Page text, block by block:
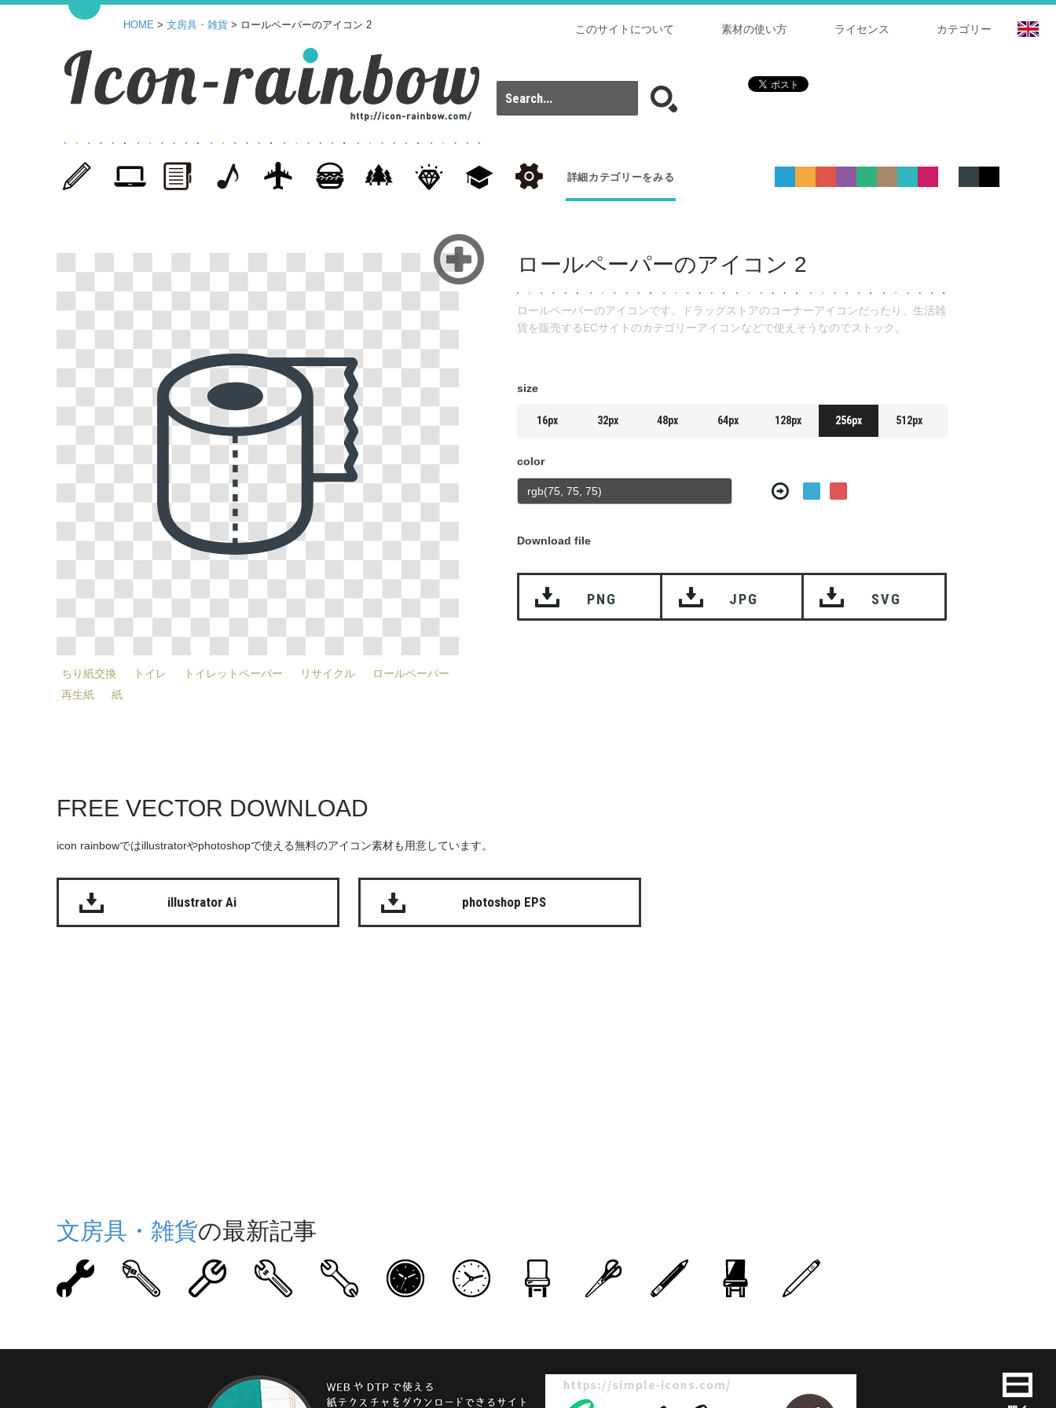
カテゴリー
ライセンス
素材の使い方
このサイトについて
HOME > 文房具・雑貨 > ロールペーパーのアイコン 2
詳細カテゴリーをみる
ちり紙交換 トイレ トイレットペーパー リサイクル
ロールペーパー
再生紙
紙
ロールペーパーのアイコン 2
ロールペーパーのアイコンです。ドラッグストアのコーナーアイコンだったり、生活雑
貨を販売するECサイトのカテゴリーアイコンなどで使えそうなのでストック。
size
16px 32px 48px 64px 128px 256px 512px
color
Download file
PNG JPG SVG
FREE VECTOR DOWNLOAD
icon rainbowではillustratorやphotoshopで使える無料のアイコン素材も用意しています。
illustrator Ai photoshop EPS
文房具・雑貨の最新記事